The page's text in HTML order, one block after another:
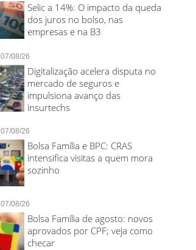
Selic a 14%: O impacto da queda
dos juros no bolso, nas
empresas e na B3
07/08/26
Digitalização acelera disputa no
mercado de seguros e
impulsiona avanço das
insurtechs
07/08/26
Bolsa Família e BPC: CRAS
intensifica visitas a quem mora
sozinho
07/08/26
Bolsa Família de agosto: novos
aprovados por CPF; veja como
checar